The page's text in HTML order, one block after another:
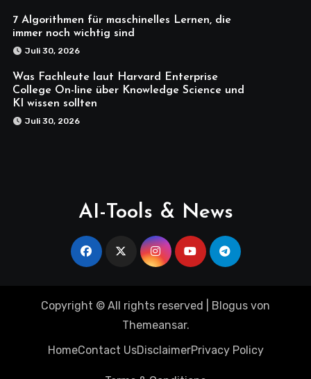
7 Algorithmen für maschinelles Lernen, die
immer noch wichtig sind
Juli 30, 2026
Was Fachleute laut Harvard Enterprise
College On-line über Knowledge Science und
KI wissen sollten
Juli 30, 2026
AI-Tools & News
Copyright © All rights reserved Blogus von
Themeansar.
HomeContact UsDisclaimerPrivacy Policy